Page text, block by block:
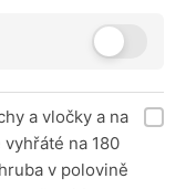
a vločky a na
na 180
v polovině